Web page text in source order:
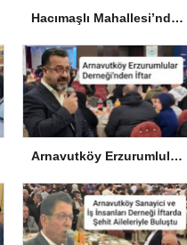
Hacımaşlı Mahallesi’nde Vatandaşlar Sorunların Çözülmesini Bekliyor
Arnavutköy Erzurumlular Derneği’nden İftar